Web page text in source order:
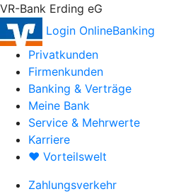
VR-Bank Erding eG
Login OnlineBanking
Privatkunden
Firmenkunden
Banking & Verträge
Meine Bank
Service & Mehrwerte
Karriere
♥ Vorteilswelt
Zahlungsverkehr